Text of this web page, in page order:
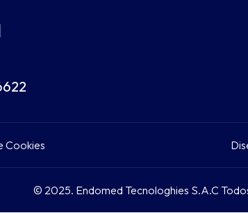
Cookies
© 2025. Endomed Tecnologhies S.A.C